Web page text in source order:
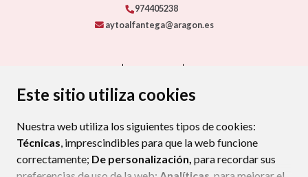
Este sitio utiliza cookies
Nuestra web utiliza los siguientes tipos de cookies:
Técnicas, imprescindibles para que la web funcione
correctamente; De personalización, para recordar sus
974405238
aytoalfantega@aragon.es
PROTECCIÓN DE DATOS
POLÍTICA DE COOKIES
ENLACE EXTERNO AL